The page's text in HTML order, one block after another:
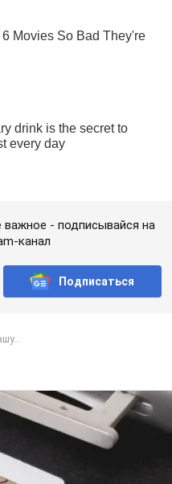
- подписывайся на
канал
Подписаться